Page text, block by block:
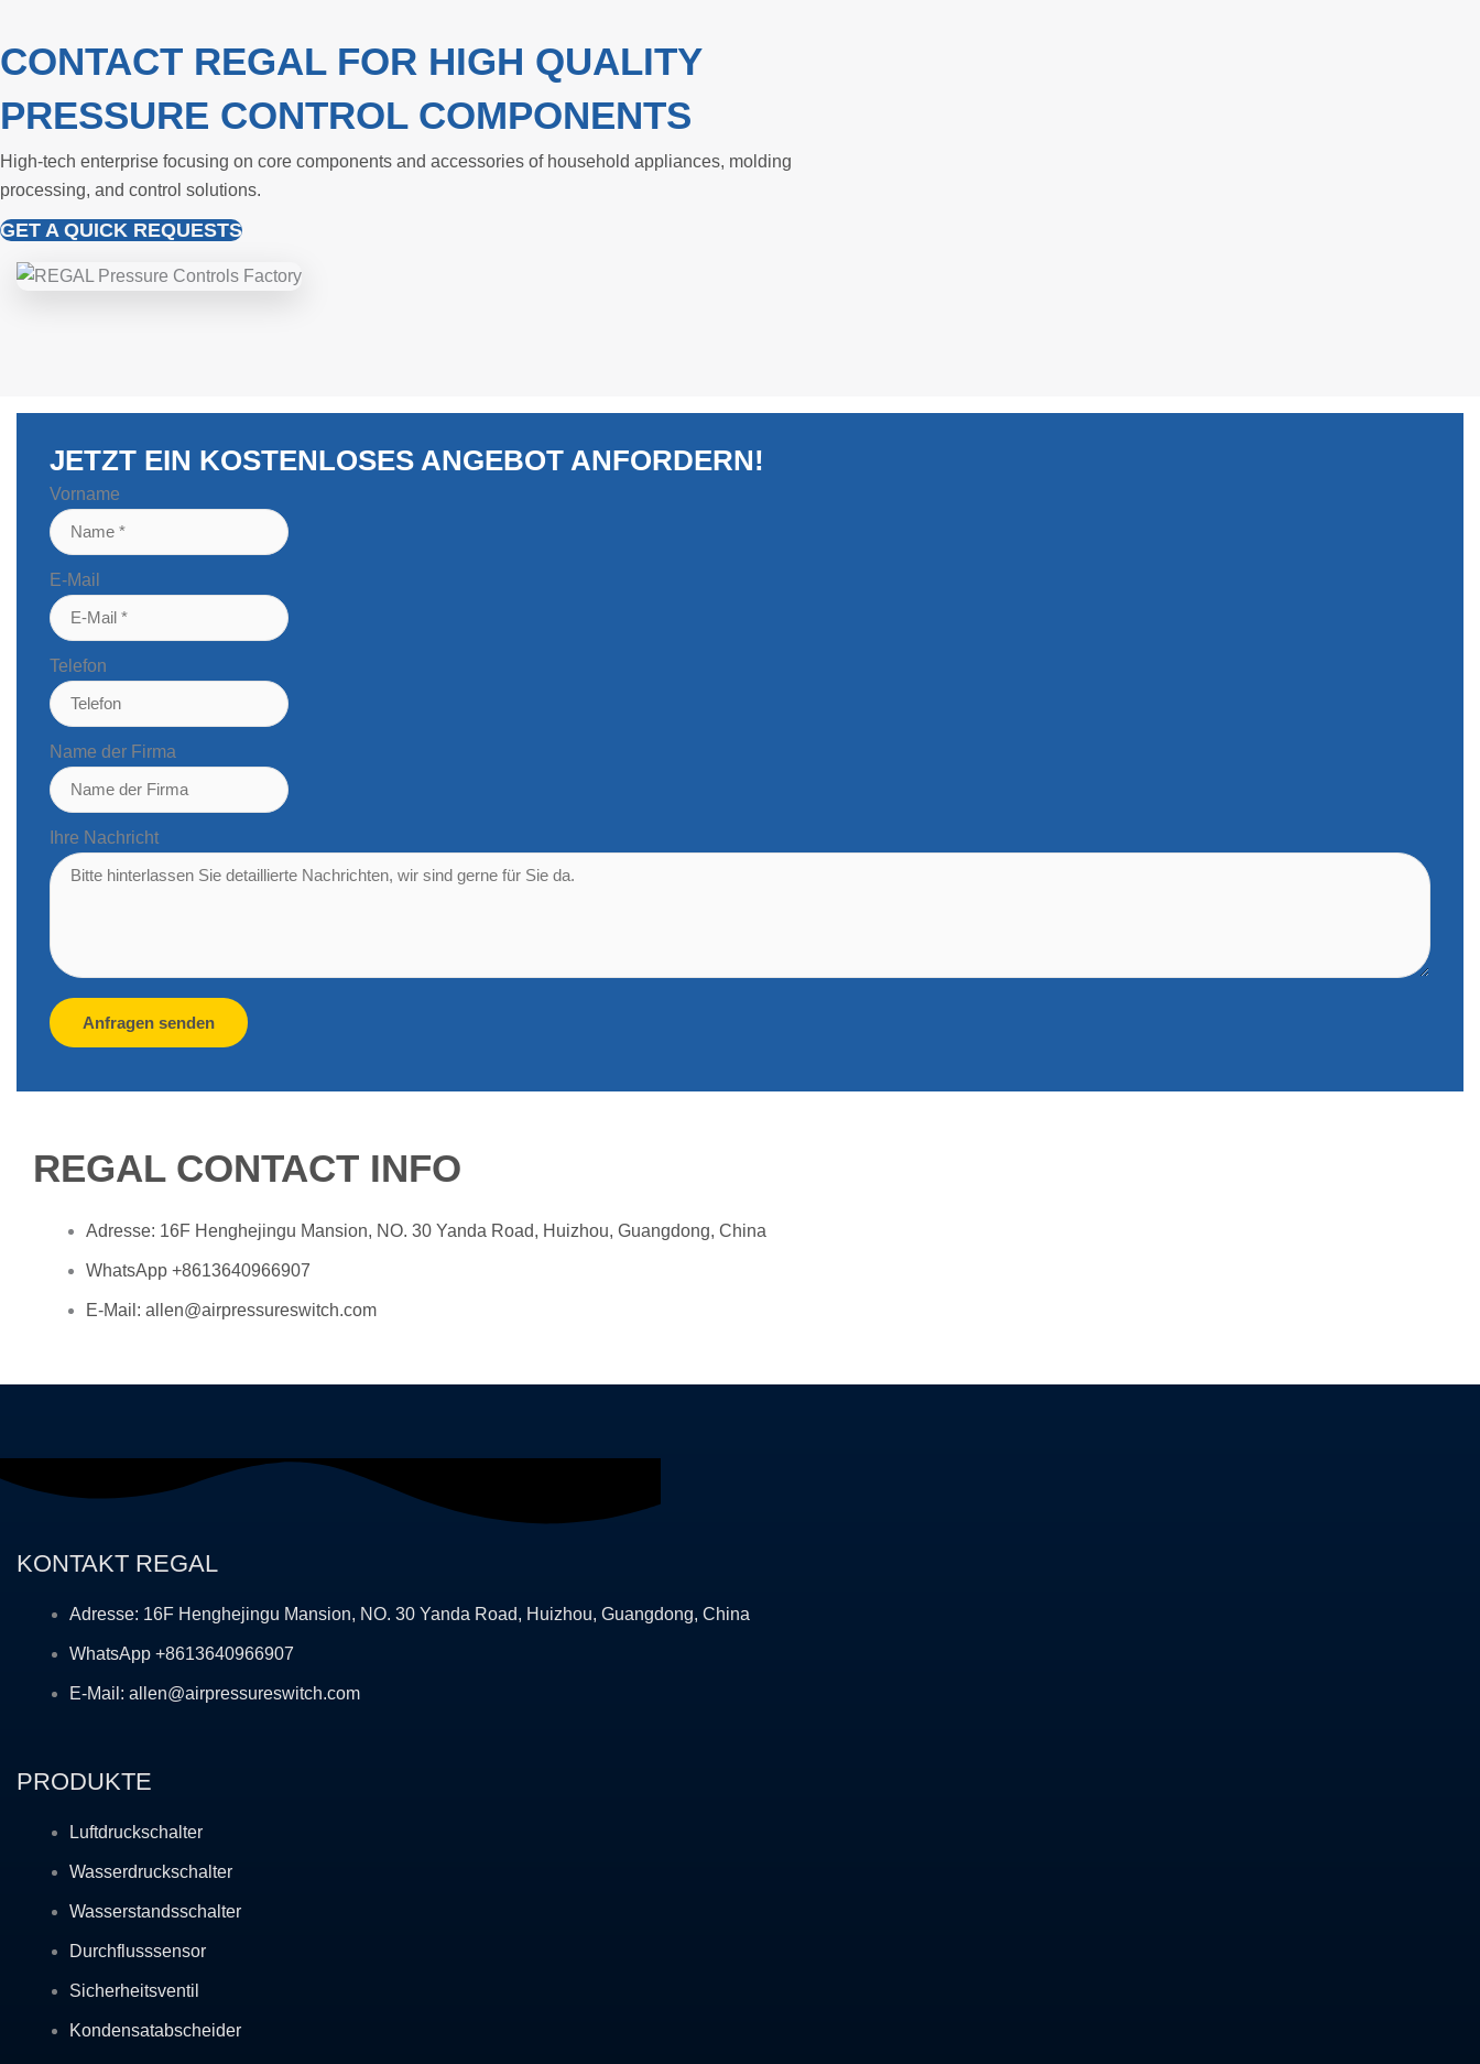
CONTACT REGAL FOR HIGH QUALITY
PRESSURE CONTROL COMPONENTS
High-tech enterprise focusing on core components and accessories of household appliances, molding
processing, and control solutions.
GET A QUICK REQUESTS
JETZT EIN KOSTENLOSES ANGEBOT ANFORDERN!
Vorname
E-Mail
Telefon
Name der Firma
Ihre Nachricht
Anfragen senden
REGAL CONTACT INFO
Adresse: 16F Henghejingu Mansion, NO. 30 Yanda Road, Huizhou, Guangdong, China
WhatsApp +8613640966907
E-Mail: allen@airpressureswitch.com
KONTAKT REGAL
Adresse: 16F Henghejingu Mansion, NO. 30 Yanda Road, Huizhou, Guangdong, China
WhatsApp +8613640966907
E-Mail: allen@airpressureswitch.com
PRODUKTE
Luftdruckschalter
Wasserdruckschalter
Wasserstandsschalter
Durchflusssensor
Sicherheitsventil
Kondensatabscheider